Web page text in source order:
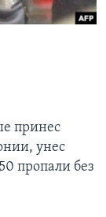
принес
унес
пропали без